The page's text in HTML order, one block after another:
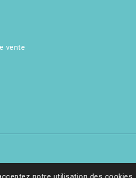
vente